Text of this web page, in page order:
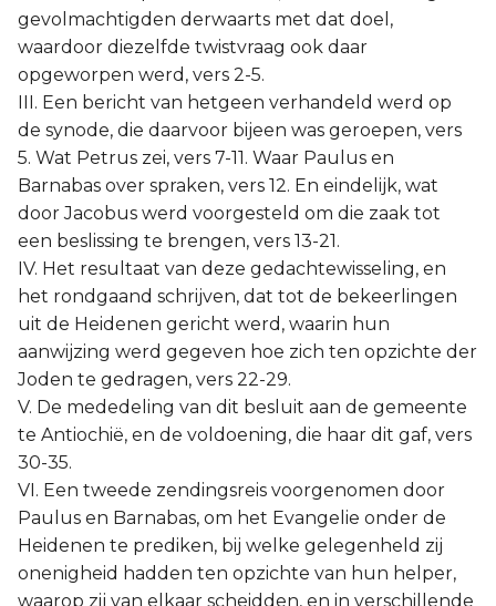
gevolmachtigden derwaarts met dat doel,
waardoor diezelfde twistvraag ook daar
opgeworpen werd, vers 2-5.
III. Een bericht van hetgeen verhandeld werd op
de synode, die daarvoor bijeen was geroepen, vers
5. Wat Petrus zei, vers 7-11. Waar Paulus en
Barnabas over spraken, vers 12. En eindelijk, wat
door Jacobus werd voorgesteld om die zaak tot
een beslissing te brengen, vers 13-21.
IV. Het resultaat van deze gedachtewisseling, en
het rondgaand schrijven, dat tot de bekeerlingen
uit de Heidenen gericht werd, waarin hun
aanwijzing werd gegeven hoe zich ten opzichte der
Joden te gedragen, vers 22-29.
V. De mededeling van dit besluit aan de gemeente
te Antiochië, en de voldoening, die haar dit gaf, vers
30-35.
VI. Een tweede zendingsreis voorgenomen door
Paulus en Barnabas, om het Evangelie onder de
Heidenen te prediken, bij welke gelegenheld zij
onenigheid hadden ten opzichte van hun helper,
waarop zij van elkaar scheidden, en in verschillende